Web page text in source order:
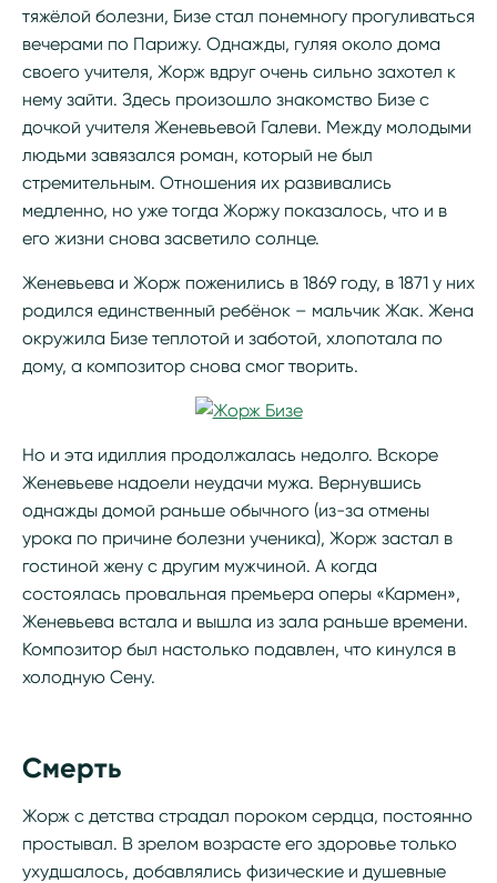
тяжёлой болезни, Бизе стал понемногу прогуливаться
вечерами по Парижу. Однажды, гуляя около дома
своего учителя, Жорж вдруг очень сильно захотел к
нему зайти. Здесь произошло знакомство Бизе с
дочкой учителя Женевьевой Галеви. Между молодыми
людьми завязался роман, который не был
стремительным. Отношения их развивались
медленно, но уже тогда Жоржу показалось, что и в
его жизни снова засветило солнце.
Женевьева и Жорж поженились в 1869 году, в 1871 у них
родился единственный ребёнок – мальчик Жак. Жена
окружила Бизе теплотой и заботой, хлопотала по
дому, а композитор снова смог творить.
Но и эта идиллия продолжалась недолго. Вскоре
Женевьеве надоели неудачи мужа. Вернувшись
однажды домой раньше обычного (из-за отмены
урока по причине болезни ученика), Жорж застал в
гостиной жену с другим мужчиной. А когда
состоялась провальная премьера оперы «Кармен»,
Женевьева встала и вышла из зала раньше времени.
Композитор был настолько подавлен, что кинулся в
холодную Сену.
Смерть
Жорж с детства страдал пороком сердца, постоянно
простывал. В зрелом возрасте его здоровье только
ухудшалось, добавлялись физические и душевные